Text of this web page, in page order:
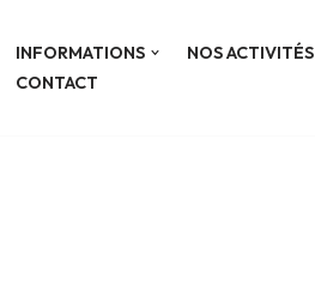
INFORMATIONS NOS ACTIVITÉS
CONTACT